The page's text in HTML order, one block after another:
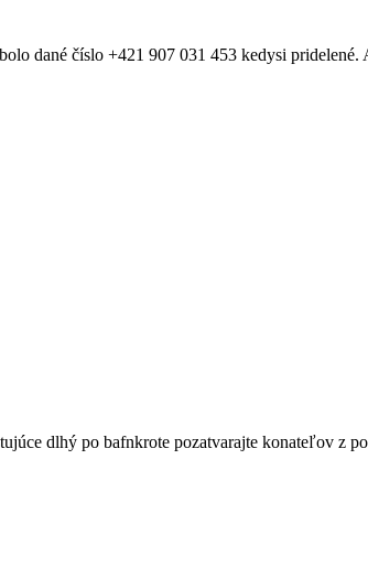
dané číslo +421 907 031 453 kedysi
dlhý po bafnkrote pozatvarajte konateľov z